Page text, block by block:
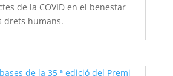
de la COVID en el benestar
drets humans.